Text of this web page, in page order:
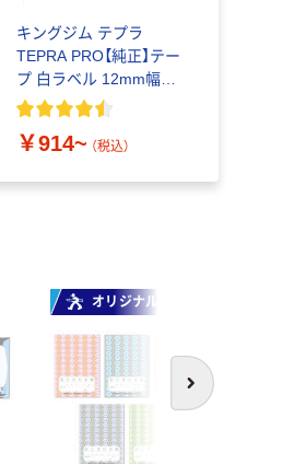
キングジム テプラ
TEPRA PRO【純正】テー
プ 白ラベル 12mm幅
（黒文字）
￥914~ （税込）
次へ
オリジナル